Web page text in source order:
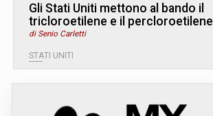
Gli Stati Uniti mettono al bando il
tricloroetilene e il percloroetilene
di Senio Carletti
STATI UNITI